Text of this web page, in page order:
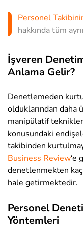
Personel
hakkında tüm
İşveren
Anlama Gelir?
Denetlemeden
olduklarından daha
manipülatif
konusundaki
takibinden
Business Review‘e
denetlenmekten
hale getirmektedir.
Personel
Yöntemleri